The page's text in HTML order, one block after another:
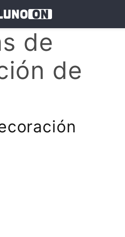
de
de